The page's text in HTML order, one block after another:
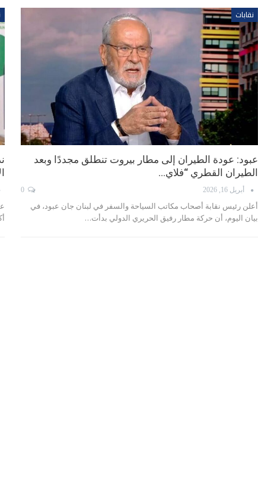
نقابات
عبود: عودة الطيران إلى مطار بيروت تنطلق مجددًا وبعد
الطيران القطري “فلاي…
أبريل 16, 2026
أعلن رئيس نقابة أصحاب مكاتب السياحة والسفر في لبنان جان عبود، في
بيان اليوم، أن حركة مطار رفيق الحريري الدولي بدأت…